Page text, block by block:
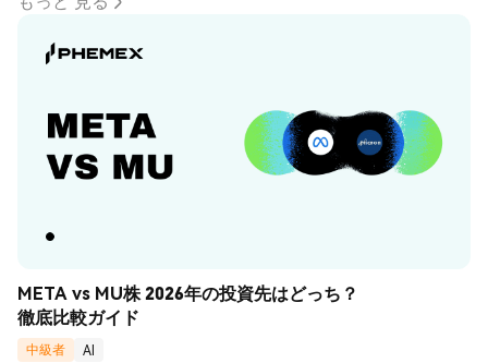
META vs MU株 2026年の投資先はどっち？
徹底比較ガイド
中級者
AI